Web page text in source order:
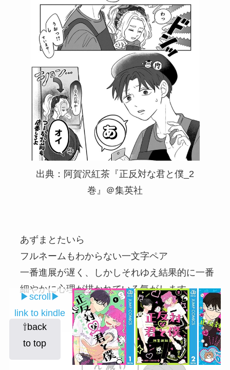
出典：阿賀沢紅茶『正反対な君と僕_2
巻』＠集英社
あずまとたいら
フルネームもわからない一文字ペア
一番進展が遅く、しかしそれゆえ結果的に一番
細やかに心理が描かれている気がします
▶︎scroll▶︎
link to kindle
⇧back
to top